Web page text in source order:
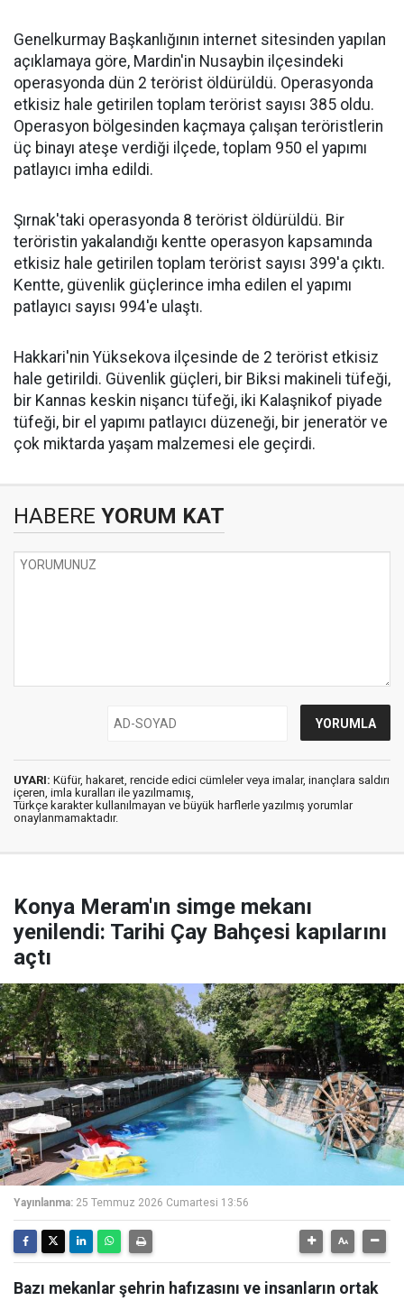
Genelkurmay Başkanlığının internet sitesinden yapılan
açıklamaya göre, Mardin'in Nusaybin ilçesindeki
operasyonda dün 2 terörist öldürüldü. Operasyonda
etkisiz hale getirilen toplam terörist sayısı 385 oldu.
Operasyon bölgesinden kaçmaya çalışan teröristlerin
üç binayı ateşe verdiği ilçede, toplam 950 el yapımı
patlayıcı imha edildi.
Şırnak'taki operasyonda 8 terörist öldürüldü. Bir
teröristin yakalandığı kentte operasyon kapsamında
etkisiz hale getirilen toplam terörist sayısı 399'a çıktı.
Kentte, güvenlik güçlerince imha edilen el yapımı
patlayıcı sayısı 994'e ulaştı.
Hakkari'nin Yüksekova ilçesinde de 2 terörist etkisiz
hale getirildi. Güvenlik güçleri, bir Biksi makineli tüfeği,
bir Kannas keskin nişancı tüfeği, iki Kalaşnikof piyade
tüfeği, bir el yapımı patlayıcı düzeneği, bir jeneratör ve
çok miktarda yaşam malzemesi ele geçirdi.
HABERE YORUM KAT
UYARI: Küfür, hakaret, rencide edici cümleler veya imalar, inançlara saldırı
içeren, imla kuralları ile yazılmamış,
Türkçe karakter kullanılmayan ve büyük harflerle yazılmış yorumlar
onaylanmamaktadır.
Konya Meram'ın simge mekanı
yenilendi: Tarihi Çay Bahçesi kapılarını
açtı
Yayınlanma: 25 Temmuz 2026 Cumartesi 13:56
Bazı mekanlar şehrin hafızasını ve insanların ortak